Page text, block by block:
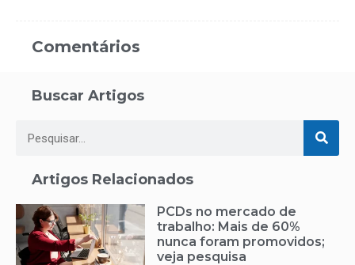
Comentários
Buscar Artigos
Artigos Relacionados
PCDs no mercado de
trabalho: Mais de 60%
nunca foram promovidos;
veja pesquisa